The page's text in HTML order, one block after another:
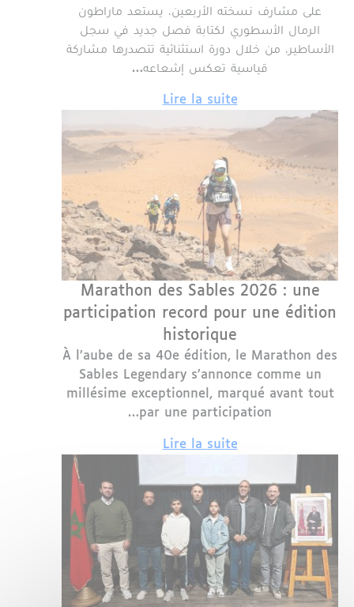
على مشارف نسخته الأربعين، يستعد ماراطون
الرمال الأسطوري لكتابة فصل جديد في سجل
الأساطير، من خلال دورة استثنائية تتصدرها مشاركة
قياسية تعكس إشعاعه…
Lire la suite
Marathon des Sables 2026 : une
participation record pour une édition
historique
À l’aube de sa 40e édition, le Marathon des
Sables Legendary s’annonce comme un
millésime exceptionnel, marqué avant tout
par une participation…
Lire la suite